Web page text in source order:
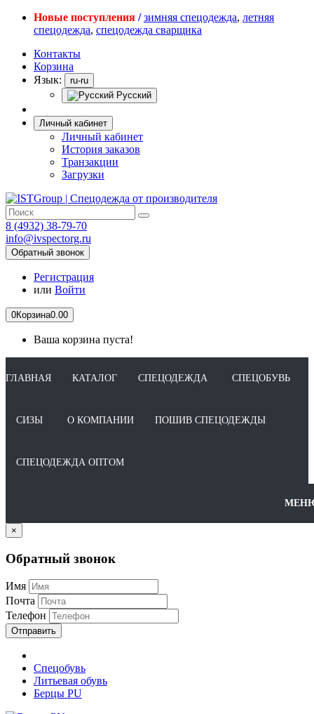
Новые поступления / зимняя спецодежда, летняя
спецодежда, спецодежда сварщика
Контакты
Корзина
Язык:
ru-ru
Русский
Личный кабинет
Личный кабинет
История заказов
Транзакции
Загрузки
8 (4932) 38-79-70
info@ivspectorg.ru
Обратный звонок
Регистрация
или Войти
0Корзина0.00
Ваша корзина пуста!
ГЛАВНАЯ КАТАЛОГ СПЕЦОДЕЖДА СПЕЦОБУВЬ
СИЗЫ О КОМПАНИИ ПОШИВ СПЕЦОДЕЖДЫ
СПЕЦОДЕЖДА ОПТОМ
×
Обратный звонок
Имя
Почта
Телефон
Отправить
Спецобувь
Литьевая обувь
Берцы PU